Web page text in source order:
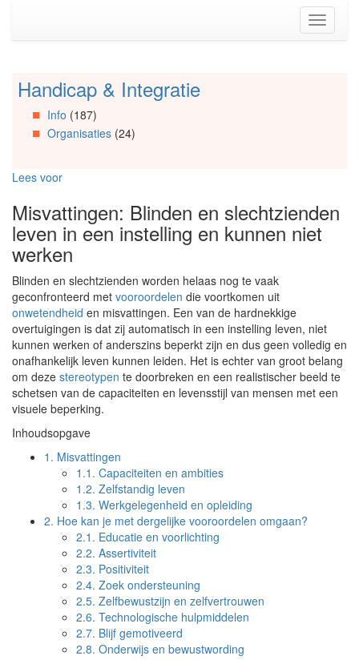
(Accesskey
Toggle
Spring
Artikels
Spring
Spring
Organisaties
Spring
Social
media
Handicap & Integratie
Info (187)
Organisaties(24)
Lees voor
Misvattingen: Blinden en slechtzienden
leven in een instelling en kunnen niet
werken
Blinden en slechtzienden worden helaas nog te vaak
geconfronteerd met vooroordelen die voortkomen uit
onwetendheid en misvattingen. Een van de hardnekkige
overtuigingen is dat zij automatisch in een instelling leven, niet
kunnen werken of anderszins beperkt zijn en dus geen volledig en
onafhankelijk leven kunnen leiden. Het is echter van groot belang
om deze stereotypen te doorbreken en een realistischer beeld te
schetsen van de capaciteiten en levensstijl van mensen met een
visuele beperking.
Inhoudsopgave
1. Misvattingen
1.1. Capaciteiten en ambities
1.2. Zelfstandig leven
1.3. Werkgelegenheid en opleiding
2. Hoe kan je met dergelijke vooroordelen omgaan?
2.1. Educatie en voorlichting
2.2. Assertiviteit
2.3. Positiviteit
2.4. Zoek ondersteuning
2.5. Zelfbewustzijn en zelfvertrouwen
2.6. Technologische hulpmiddelen
2.7. Blijf gemotiveerd
2.8. Onderwijs en bewustwording